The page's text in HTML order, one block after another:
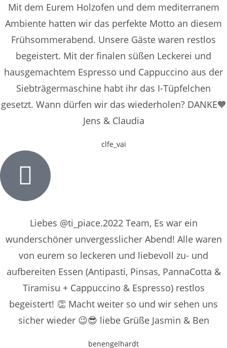
Mit dem Eurem Holzofen und dem mediterranem
Ambiente hatten wir das perfekte Motto an diesem
Frühsommerabend. Unsere Gäste waren restlos
begeistert. Mit der finalen süßen Leckerei und
hausgemachtem Espresso und Cappuccino aus der
Siebträgermaschine habt ihr das I-Tüpfelchen
gesetzt. Wann dürfen wir das wiederholen? DANKE🧡
Jens & Claudia
clfe_vai
Liebes @ti_piace.2022 Team, Es war ein
wunderschöner unvergesslicher Abend! Alle waren
von eurem so leckeren und liebevoll zu- und
aufbereiten Essen (Antipasti, Pinsas, PannaCotta &
Tiramisu + Cappuccino & Espresso) restlos
begeistert! 👏 Macht weiter so und wir sehen uns
sicher wieder 😉😎 liebe Grüße Jasmin & Ben
benengelhardt